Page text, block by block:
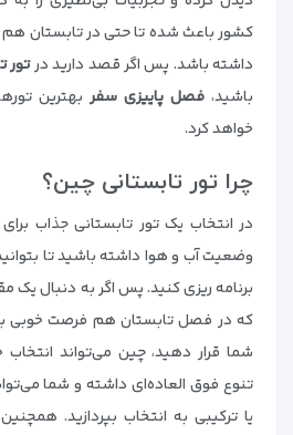
کشور باعث شده تا حتی در تابستان
داشته باشد. پس اگر قصد دارید درتور
باشید، فصل پاییزی سفر بهترین
خواهد کرد.
چرا تور تابستانی چین؟
در انتخاب یک تور تابستانی جذاب
وضعیت آب و هوا داشته باشید تا
برنامه ریزی کنید. پس اگر به دنبال
که در فصل تابستان هم فرصت خوبی
شما قرار دهید، چین می‌تواند انتخاب
تنوع فوق العاده‌ای داشته و شما
یا ترکیبی به انتخاب بپردازید.